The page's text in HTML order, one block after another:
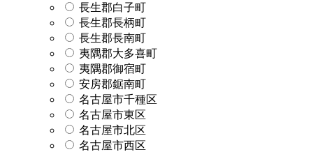
長生郡白子町
長生郡長柄町
長生郡長南町
夷隅郡大多喜町
夷隅郡御宿町
安房郡鋸南町
名古屋市千種区
名古屋市東区
名古屋市北区
名古屋市西区